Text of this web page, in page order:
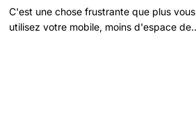
C'est une chose frustrante que plus vous
utilisez votre mobile, moins d'espace de